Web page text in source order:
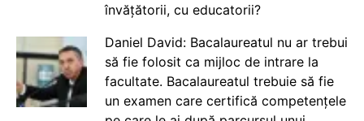
învățătorii, cu educatorii?
Daniel David: Bacalaureatul nu ar trebui
să fie folosit ca mijloc de intrare la
facultate. Bacalaureatul trebuie să fie
un examen care certifică competențele